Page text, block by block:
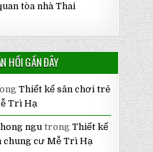
tòa nhà Thai
HỒI GẦN ĐÂY
Thiết kế sân chơi trẻ
Trì Hạ
ngutrong Thiết kế
chung cư Mễ Trì Hạ